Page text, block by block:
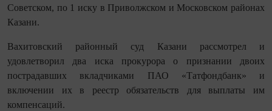
Советском, по 1 иску в Приволжском и Московском районах
Казани.
Вахитовский районный суд Казани рассмотрел и
удовлетворил два иска прокурора о признании двоих
пострадавших вкладчиками ПАО «Татфондбанк» и
включении их в реестр обязательств для выплаты им
компенсаций.